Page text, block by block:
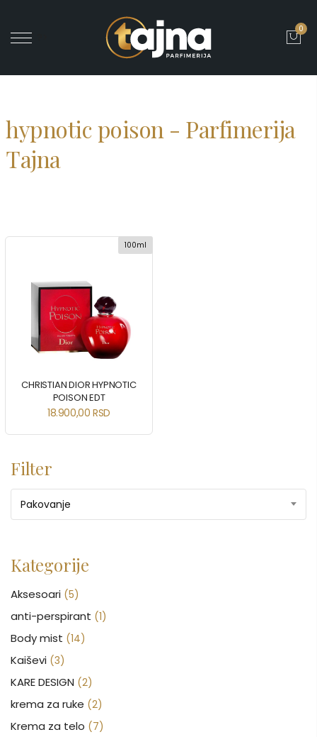
0
hypnotic poison - Parfimerija
Tajna
100ml
CHRISTIAN DIOR HYPNOTIC
POISON EDT
18.900,00RSD
Filter
Pakovanje
Kategorije
Aksesoari (5)
anti-perspirant (1)
Body mist (14)
Kaiševi (3)
KARE DESIGN (2)
krema za ruke (2)
Krema za telo (7)